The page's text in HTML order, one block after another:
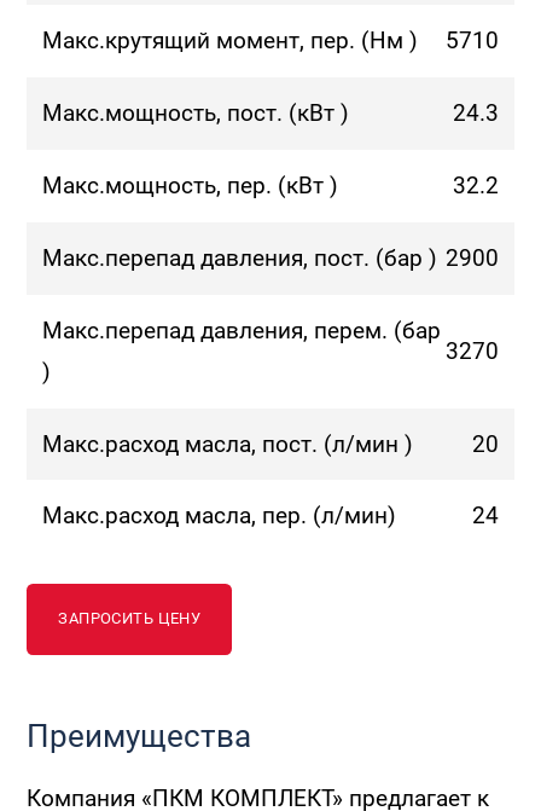
Макс.крутящий момент, пер. (Нм ) 5710
Макс.мощность, пост. (кВт ) 24.3
Макс.мощность, пер. (кВт ) 32.2
Макс.перепад давления, пост. (бар ) 2900
Макс.перепад давления, перем. (бар
)
3270
Макс.расход масла, пост. (л/мин ) 20
Макс.расход масла, пер. (л/мин) 24
ЗАПРОСИТЬ ЦЕНУ
Преимущества
Компания «ПКМ КОМПЛЕКТ» предлагает к